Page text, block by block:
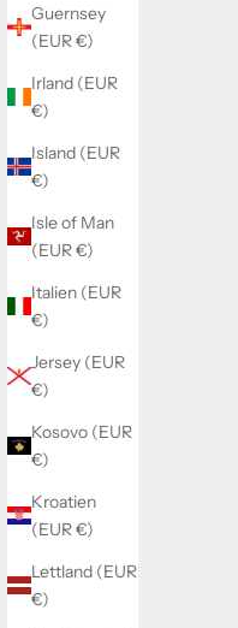
Guernsey
(EUR €)
Irland (EUR
€)
Island (EUR
€)
Isle of Man
(EUR €)
Italien (EUR
€)
Jersey (EUR
€)
Kosovo (EUR
€)
Kroatien
(EUR €)
Lettland (EUR
€)